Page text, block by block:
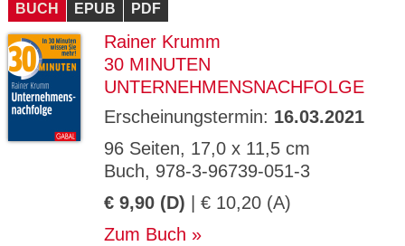
BUCH EPUB PDF
Rainer Krumm
30 MINUTEN
UNTERNEHMENSNACHFOLGE
Erscheinungstermin: 16.03.2021
96 Seiten, 17,0 x 11,5 cm
Buch, 978-3-96739-051-3
€ 9,90 (D) | € 10,20 (A)
Zum Buch